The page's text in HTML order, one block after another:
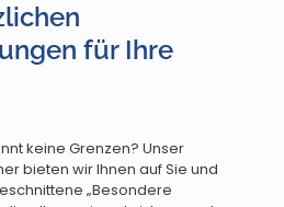
für Ihre
keine Grenzen? Unser
bieten wir Ihnen auf Sie und
„Besondere